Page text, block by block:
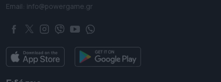
Email: info@powergame.gr